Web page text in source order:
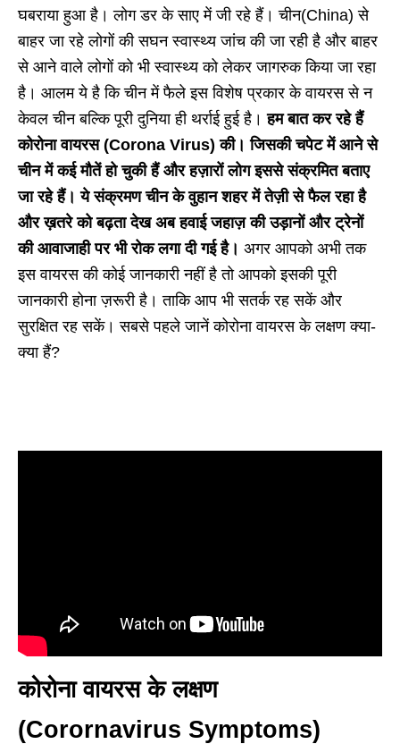
घबराया हुआ है। लोग डर के साए में जी रहे हैं। चीन(China) से
बाहर जा रहे लोगों की सघन स्वास्थ्य जांच की जा रही है और बाहर
से आने वाले लोगों को भी स्वास्थ्य को लेकर जागरुक किया जा रहा
है। आलम ये है कि चीन में फैले इस विशेष प्रकार के वायरस से न
केवल चीन बल्कि पूरी दुनिया ही थर्राई हुई है। हम बात कर रहे हैं
कोरोना वायरस (Corona Virus) की। जिसकी चपेट में आने से
चीन में कई मौतें हो चुकी हैं और हज़ारों लोग इससे संक्रमित बताए
जा रहे हैं। ये संक्रमण चीन के वुहान शहर में तेज़ी से फैल रहा है
और ख़तरे को बढ़ता देख अब हवाई जहाज़ की उड़ानों और ट्रेनों
की आवाजाही पर भी रोक लगा दी गई है। अगर आपको अभी तक
इस वायरस की कोई जानकारी नहीं है तो आपको इसकी पूरी
जानकारी होना ज़रूरी है। ताकि आप भी सतर्क रह सकें और
सुरक्षित रह सकें। सबसे पहले जानें कोरोना वायरस के लक्षण क्या-
क्या हैं?
कोरोना वायरस के लक्षण
(Corornavirus Symptoms)